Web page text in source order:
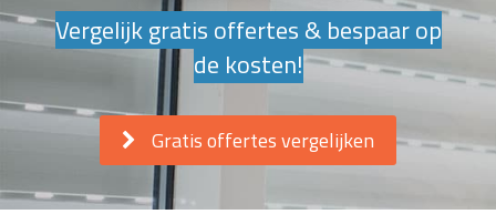
Vergelijk gratis offertes & bespaar op
de kosten!
Gratis offertes vergelijken